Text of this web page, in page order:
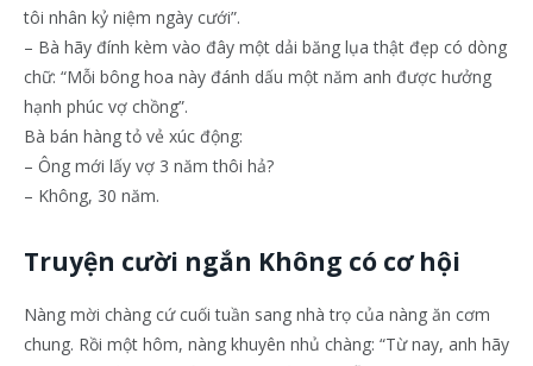
tôi nhân kỷ niệm ngày cưới”.
– Bà hãy đính kèm vào đây một dải băng lụa thật đẹp có dòng
chữ: “Mỗi bông hoa này đánh dấu một năm anh được hưởng
hạnh phúc vợ chồng”.
Bà bán hàng tỏ vẻ xúc động:
– Ông mới lấy vợ 3 năm thôi hả?
– Không, 30 năm.
Truyện cười ngắn Không có cơ hội
Nàng mời chàng cứ cuối tuần sang nhà trọ của nàng ăn cơm
chung. Rồi một hôm, nàng khuyên nhủ chàng: “Từ nay, anh hãy